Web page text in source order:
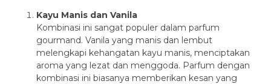
Kayu Manis dan Vanila
Kombinasi ini sangat populer dalam parfum
gourmand. Vanila yang manis dan lembut
melengkapi kehangatan kayu manis, menciptakan
aroma yang lezat dan menggoda. Parfum dengan
kombinasi ini biasanya memberikan kesan yang